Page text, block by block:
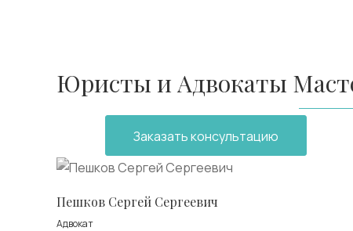
Юристы и Адвокаты
Пешков Сергей Сергеевич
Адвокат
Заказать консультацию